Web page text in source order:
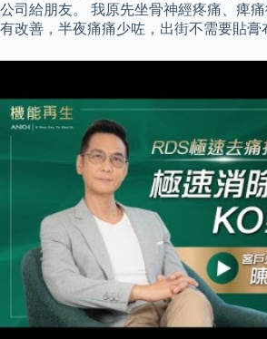
公司給朋友。 我原先坐骨神經疼痛、痺
有改善，半夜痛痛少咗，出街不需要貼膏